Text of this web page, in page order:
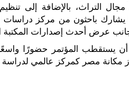
مجال التراث، بالإضافة إلى
يشارك باحثون من مركز دراسات
جانب عرض أحدث إصدارات
يستقطب المؤتمر حضورًا واسعًا
مكانة مصر كمركز عالمي لدراسة